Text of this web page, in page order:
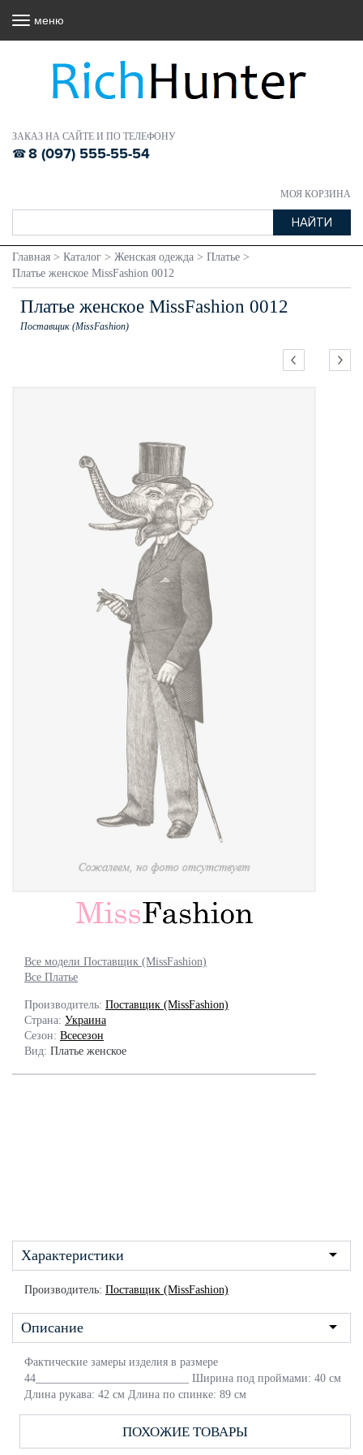
ЗАКАЗ НА САЙТЕ И ПО ТЕЛЕФОНУ
8 (097) 555-55-54
МОЯ КОРЗИНА
меню
Главная > Каталог > Женская одежда > Платье >
Платье женское MissFashion 0012
Платье женское MissFashion 0012
Поставщик (MissFashion)
Все модели Поставщик (MissFashion)
Все Платье
Производитель: Поставщик (MissFashion)
Страна: Украина
Сезон: Всесезон
Вид: Платье женское
Характеристики
Производитель: Поставщик (MissFashion)
Описание
Фактические замеры изделия в размере
44___________________________ Ширина под проймами: 40 см
Длина рукава: 42 см Длина по спинке: 89 см
ПОХОЖИЕ ТОВАРЫ